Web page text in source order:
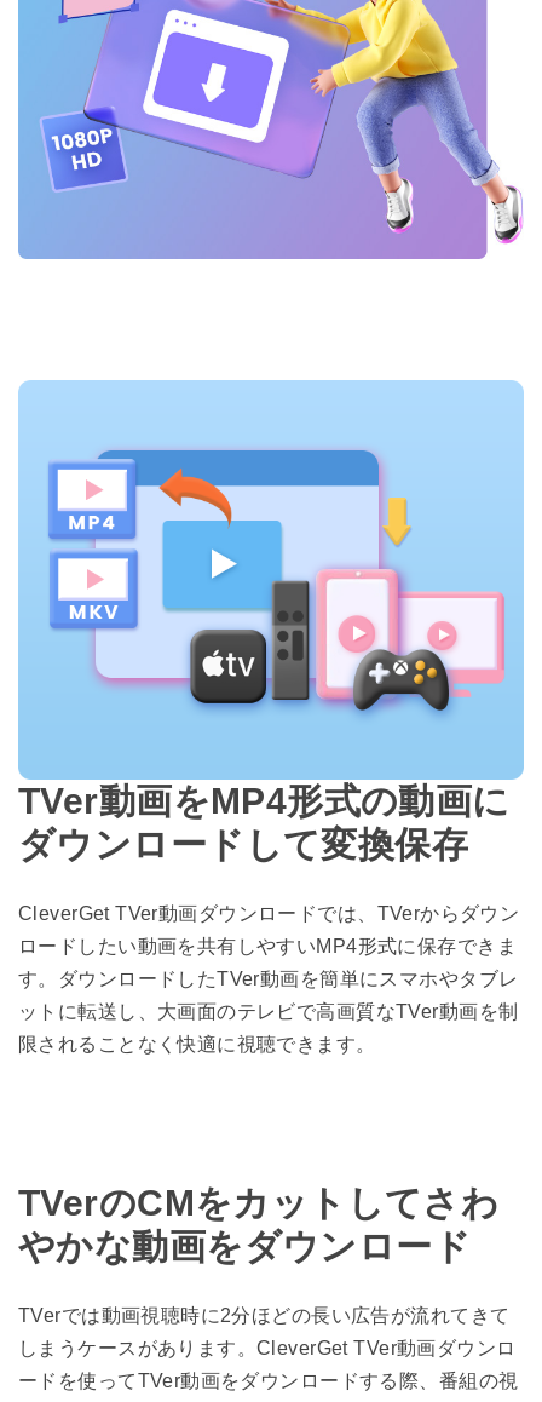
TVer動画をMP4形式の動画に
ダウンロードして変換保存
CleverGet TVer動画ダウンロードでは、TVerからダウン
ロードしたい動画を共有しやすいMP4形式に保存できま
す。ダウンロードしたTVer動画を簡単にスマホやタブレ
ットに転送し、大画面のテレビで高画質なTVer動画を制
限されることなく快適に視聴できます。
TVerのCMをカットしてさわ
やかな動画をダウンロード
TVerでは動画視聴時に2分ほどの長い広告が流れてきて
しまうケースがあります。CleverGet TVer動画ダウンロ
ードを使ってTVer動画をダウンロードする際、番組の視